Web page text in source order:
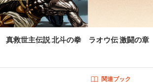
真救世主伝説 北斗の拳 ラオウ伝 激闘の章
関連ブック